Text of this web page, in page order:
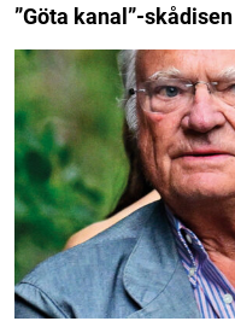
”Göta kanal”-